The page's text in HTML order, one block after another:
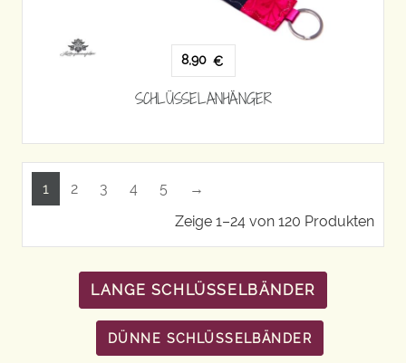
8,90 €
SCHLÜSSELANHÄNGER
1 2 3 4 5
→
Zeige 1–24 von 120 Produkten
LANGE SCHLÜSSELBÄNDER
DÜNNE SCHLÜSSELBÄNDER